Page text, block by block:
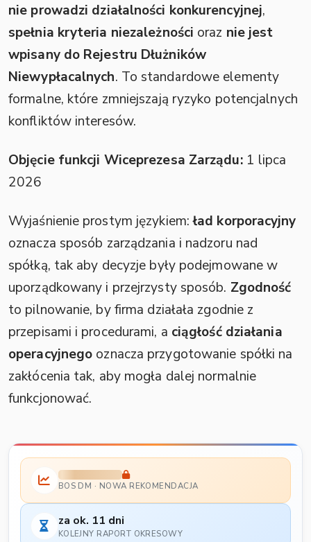
nie prowadzi działalności konkurencyjnej,
spełnia kryteria niezależności oraz nie jest
wpisany do Rejestru Dłużników
Niewypłacalnych. To standardowe elementy
formalne, które zmniejszają ryzyko potencjalnych
konfliktów interesów.
Objęcie funkcji Wiceprezesa Zarządu:1 lipca
2026
Wyjaśnienie prostym językiem:ład korporacyjny
oznacza sposób zarządzania i nadzoru nad
spółką, tak aby decyzje były podejmowane w
uporządkowany i przejrzysty sposób. Zgodność
to pilnowanie, by firma działała zgodnie z
przepisami i procedurami, a ciągłość działania
operacyjnego oznacza przygotowanie spółki na
zakłócenia tak, aby mogła dalej normalnie
funkcjonować.
BOS DM · NOWA REKOMENDACJA
za ok. 11 dni
KOLEJNY RAPORT OKRESOWY